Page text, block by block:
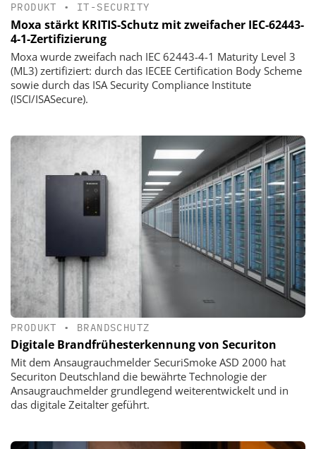
PRODUKT • IT-SECURITY
Moxa stärkt KRITIS-Schutz mit zweifacher IEC-62443-
4-1-Zertifizierung
Moxa wurde zweifach nach IEC 62443-4-1 Maturity Level 3
(ML3) zertifiziert: durch das IECEE Certification Body Scheme
sowie durch das ISA Security Compliance Institute
(ISCI/ISASecure).
PRODUKT • BRANDSCHUTZ
Digitale Brandfrühesterkennung von Securiton
Mit dem Ansaugrauchmelder SecuriSmoke ASD 2000 hat
Securiton Deutschland die bewährte Technologie der
Ansaugrauchmelder grundlegend weiterentwickelt und in
das digitale Zeitalter geführt.